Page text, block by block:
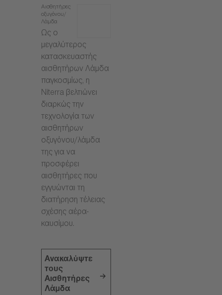
Αισθητήρες
οξυγόνου/
Λάμδα
Ως ο
μεγαλύτερος
κατασκευαστής
αισθητήρων Λάμδα
παγκοσμίως, η
Niterra βελτιώνει
διαρκώς την
τεχνολογία των
αισθητήρων
οξυγόνου/λάμδα
της για να
προσφέρει
αισθητήρες που
εγγυώνται τη
διατήρηση τέλειας
σχέσης αέρα-
καυσίμου.
Ανακαλύψτε
τους
Αισθητήρες
Λάμδα